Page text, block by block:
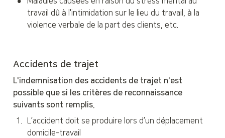
travail dû à l'intimidation sur le lieu du travail, à la
violence verbale de la part des clients, etc.
Accidents de trajet
L'indemnisation des accidents de trajet n'est
possible que si les critères de reconnaissance
suivants sont remplis.
1 .
L’accident doit se produire lors d’un déplacement
domicile-travail